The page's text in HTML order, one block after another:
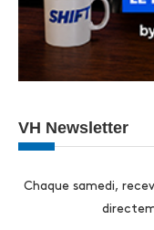
VH Newsletter
Chaque samedi,